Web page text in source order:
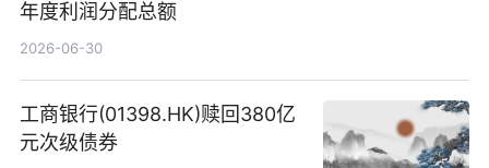
年度利润分配总额
2026-06-30
工商银行(01398.HK)赎回380亿
元次级债券